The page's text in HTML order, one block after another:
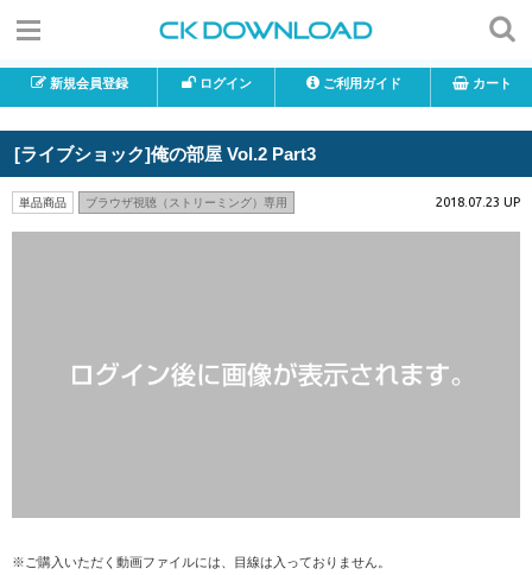
新規会員登録 ログイン ご利用ガイド カート
[ライブショック]俺の部屋 Vol.2 Part3
単品商品 ブラウザ視聴（ストリーミング）専用 2018.07.23 UP
※ご購入いただく動画ファイルには、目線は入っておりません。